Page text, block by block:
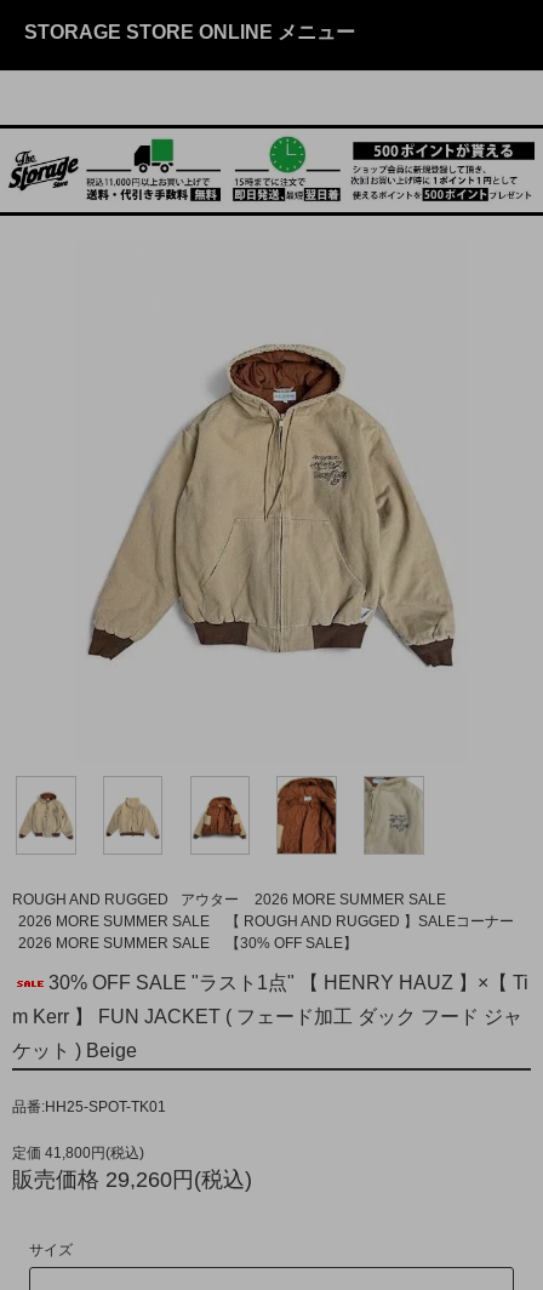
STORAGE STORE ONLINE メニュー
ROUGH AND RUGGED アウター
2026 MORE SUMMER SALE
2026 MORE SUMMER SALE
【 ROUGH AND RUGGED 】SALEコーナー
2026 MORE SUMMER SALE
【30% OFF SALE】
30% OFF SALE "ラスト1点" 【 HENRY HAUZ 】×【 Ti
m Kerr 】 FUN JACKET ( フェード加工 ダック フード ジャ
ケット ) Beige
品番:HH25-SPOT-TK01
定価 41,800円(税込)
販売価格 29,260円(税込)
サイズ